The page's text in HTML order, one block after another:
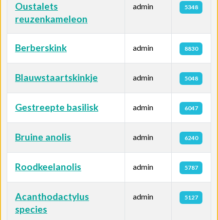
Oustalets
reuzenkameleon
admin 5348
Berberskink admin 8830
Blauwstaartskinkje admin 5048
Gestreepte basilisk admin 6047
Bruine anolis admin 6240
Roodkeelanolis admin 5787
Acanthodactylus
species
admin 5127